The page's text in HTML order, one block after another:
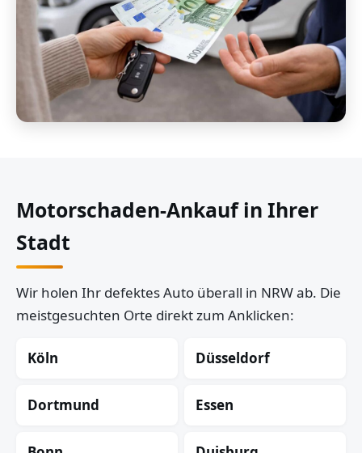
Motorschaden-Ankauf in Ihrer
Stadt
Wir holen Ihr defektes Auto überall in NRW ab. Die
meistgesuchten Orte direkt zum Anklicken:
Köln Düsseldorf
Dortmund Essen